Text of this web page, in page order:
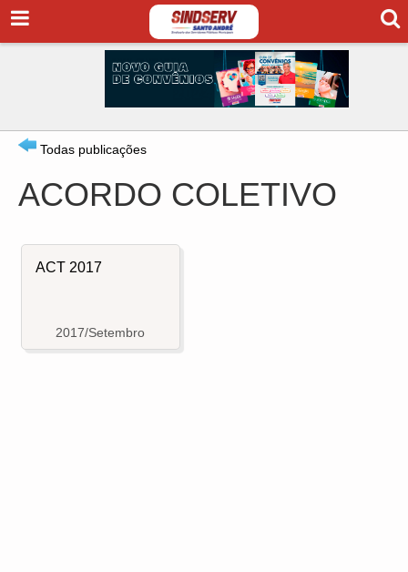
Todas publicações
ACORDO COLETIVO
ACT 2017
2017/Setembro